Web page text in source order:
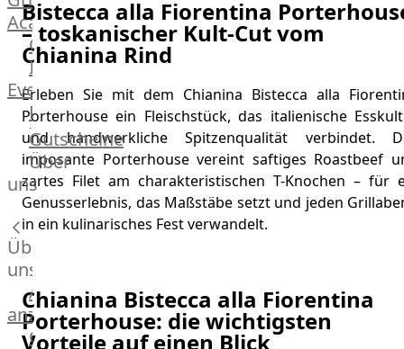
Academy
OTTO@Home
Individuelle
Events
Partner
Kalender
Gästehaus
Villa
Glanzstoff
Gutscheine
Über
uns
Über
uns
Alle
anzeigen
OTTO
Bistecca alla Fiorentina
– toskanischer Kult-Cut vom
Chianina Rind
Erleben Sie mit dem Chianina Bistecca alla
Porterhouse ein Fleischstück, das italienische
und handwerkliche Spitzenqualität verbindet.
imposante Porterhouse vereint saftiges Roastbeef
zartes Filet am charakteristischen T-Knochen – für
Genusserlebnis, das Maßstäbe setzt und jeden
in ein kulinarisches Fest verwandelt.
Chianina Bistecca alla Fiorentina
Porterhouse: die wichtigsten
Vorteile auf einen Blick